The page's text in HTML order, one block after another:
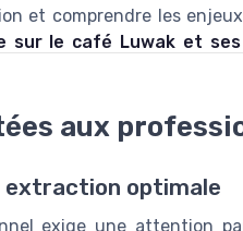
et comprendre les
sur le café Luwak et
aux
extraction optimale
exige une attention